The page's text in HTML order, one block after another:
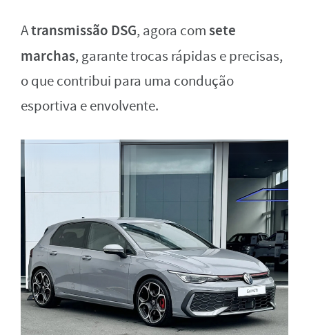
Atransmissão DSG, agora comsete
marchas, garante trocas rápidas e precisas,
o que contribui para uma condução
esportiva e envolvente.